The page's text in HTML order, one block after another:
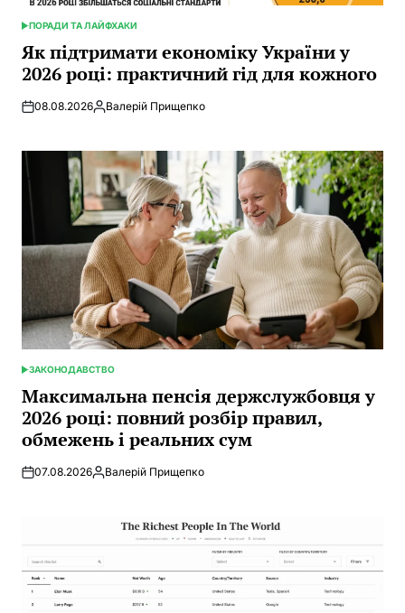
POSTED
IN
ПОРАДИ ТА ЛАЙФХАКИ
Як підтримати економіку України у
2026 році: практичний гід для кожного
08.08.2026Posted
Валерій Прищепко
POSTED
IN
ЗАКОНОДАВСТВО
Максимальна пенсія держслужбовця у
2026 році: повний розбір правил,
обмежень і реальних сум
07.08.2026Posted
Валерій Прищепко